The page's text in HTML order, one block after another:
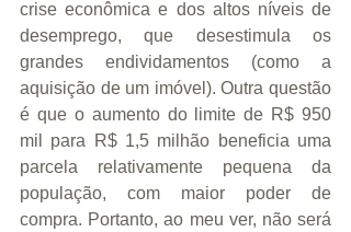
crise econômica e dos altos níveis de
desemprego, que desestimula os
grandes endividamentos (como a
aquisição de um imóvel). Outra questão
é que o aumento do limite de R$ 950
mil para R$ 1,5 milhão beneficia uma
parcela relativamente pequena da
população, com maior poder de
compra. Portanto, ao meu ver, não será